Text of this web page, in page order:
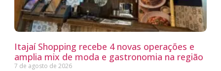
Itajaí Shopping recebe 4 novas operações e
amplia mix de moda e gastronomia na região
7 de agosto de 2026